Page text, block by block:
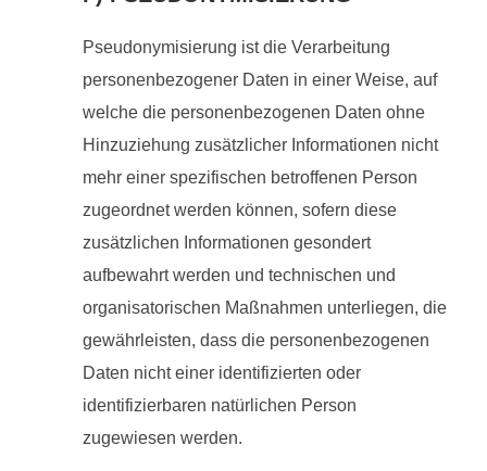
Pseudonymisierung ist die Verarbeitung
personenbezogener Daten in einer Weise, auf
welche die personenbezogenen Daten ohne
Hinzuziehung zusätzlicher Informationen nicht
mehr einer spezifischen betroffenen Person
zugeordnet werden können, sofern diese
zusätzlichen Informationen gesondert
aufbewahrt werden und technischen und
organisatorischen Maßnahmen unterliegen, die
gewährleisten, dass die personenbezogenen
Daten nicht einer identifizierten oder
identifizierbaren natürlichen Person
zugewiesen werden.